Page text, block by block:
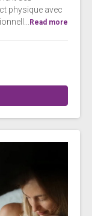
physique avec
Read more